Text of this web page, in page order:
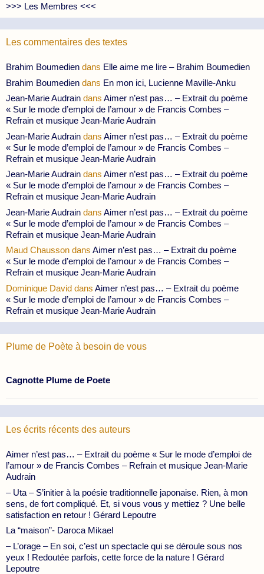
>>> Les Membres <<<
Les commentaires des textes
Brahim Boumedien dans Elle aime me lire – Brahim Boumedien
Brahim Boumedien dans En mon ici, Lucienne Maville-Anku
Jean-Marie Audrain dans Aimer n’est pas… – Extrait du poème
« Sur le mode d’emploi de l’amour » de Francis Combes –
Refrain et musique Jean-Marie Audrain
Jean-Marie Audrain dans Aimer n’est pas… – Extrait du poème
« Sur le mode d’emploi de l’amour » de Francis Combes –
Refrain et musique Jean-Marie Audrain
Jean-Marie Audrain dans Aimer n’est pas… – Extrait du poème
« Sur le mode d’emploi de l’amour » de Francis Combes –
Refrain et musique Jean-Marie Audrain
Jean-Marie Audrain dans Aimer n’est pas… – Extrait du poème
« Sur le mode d’emploi de l’amour » de Francis Combes –
Refrain et musique Jean-Marie Audrain
Maud Chausson dans Aimer n’est pas… – Extrait du poème
« Sur le mode d’emploi de l’amour » de Francis Combes –
Refrain et musique Jean-Marie Audrain
Dominique David dans Aimer n’est pas… – Extrait du poème
« Sur le mode d’emploi de l’amour » de Francis Combes –
Refrain et musique Jean-Marie Audrain
Plume de Poète à besoin de vous
Cagnotte Plume de Poete
Les écrits récents des auteurs
Aimer n’est pas… – Extrait du poème « Sur le mode d’emploi de
l’amour » de Francis Combes – Refrain et musique Jean-Marie
Audrain
– Uta – S’initier à la poésie traditionnelle japonaise. Rien, à mon
sens, de fort compliqué. Et, si vous vous y mettiez ? Une belle
satisfaction en retour ! Gérard Lepoutre
La “maison”- Daroca Mikael
– L’orage – En soi, c’est un spectacle qui se déroule sous nos
yeux ! Redoutée parfois, cette force de la nature ! Gérard
Lepoutre